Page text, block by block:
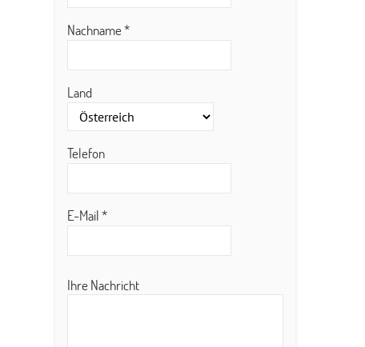
Nachname*
Land
Telefon
E-Mail*
Ihre Nachricht